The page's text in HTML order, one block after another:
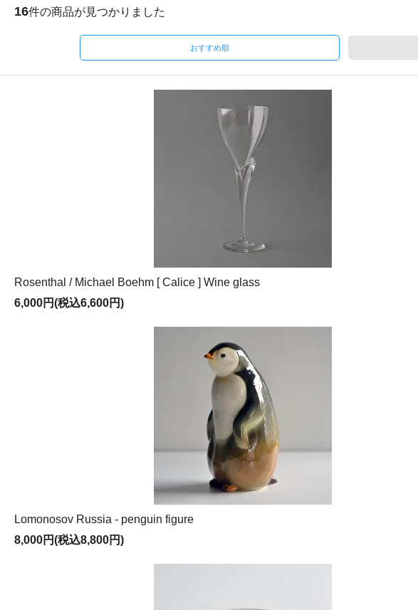
16件の商品が見つかりました
おすすめ順
Rosenthal / Michael Boehm [ Calice ] Wine glass
6,000円(税込6,600円)
Lomonosov Russia - penguin figure
8,000円(税込8,800円)